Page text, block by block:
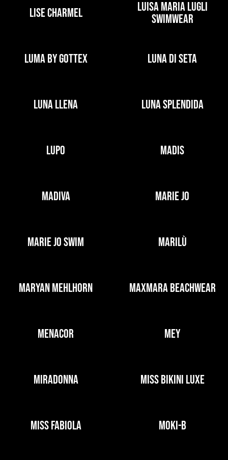
LISE CHARMEL
LUISA MARIA LUGLI
SWIMWEAR
LUMA BY GOTTEX LUNA DI SETA
LUNA LLENA LUNA SPLENDIDA
LUPO MADIS
MADIVA MARIE JO
MARIE JO SWIM MARILÙ
MARYAN MEHLHORN MAXMARA BEACHWEAR
MENACOR MEY
MIRADONNA MISS BIKINI LUXE
MISS FABIOLA MOKI-B